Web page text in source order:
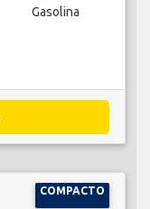
Gasolina
COMPACTO